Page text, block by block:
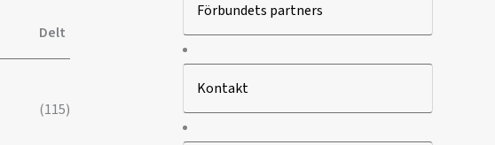
Delt
(115)
Förbundets partners
Kontakt